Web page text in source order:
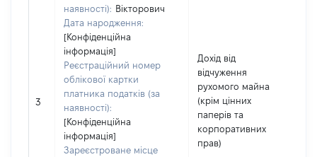
3
наявності): Вікторович
Дата народження:
[Конфіденційна
інформація]
Реєстраційний номер
облікової картки
платника податків (за
наявності):
[Конфіденційна
інформація]
Зареєстроване місце
Дохід від
відчуження
рухомого майна
(крім цінних
паперів та
корпоративних
прав)